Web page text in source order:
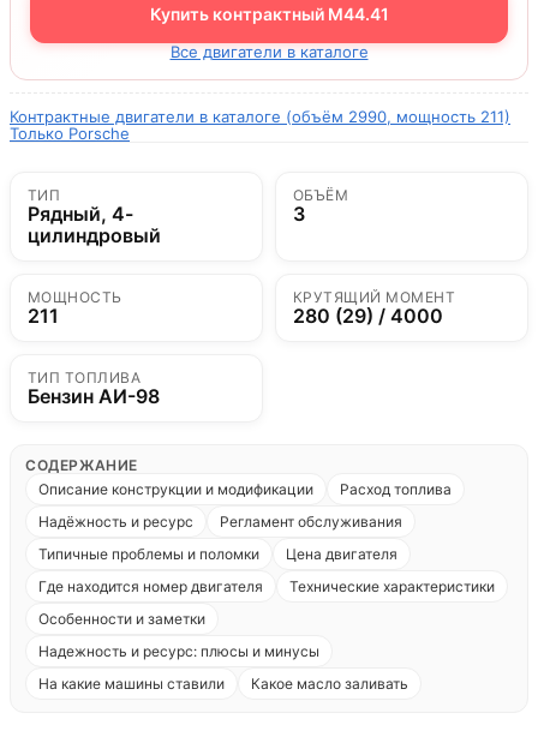
Купить контрактный M44.41
Все двигатели в каталоге
Контрактные двигатели в каталоге (объём 2990, мощность 211)
Только Porsche
ТИП
Рядный, 4-
цилиндровый
ОБЪЁМ
3
МОЩНОСТЬ
211
КРУТЯЩИЙ МОМЕНТ
280 (29) / 4000
ТИП ТОПЛИВА
Бензин АИ-98
СОДЕРЖАНИЕ
Описание конструкции и модификации
Расход топлива
Надёжность и ресурс
Регламент обслуживания
Типичные проблемы и поломки
Цена двигателя
Где находится номер двигателя
Технические характеристики
Особенности и заметки
Надежность и ресурс: плюсы и минусы
На какие машины ставили
Какое масло заливать